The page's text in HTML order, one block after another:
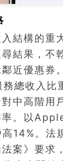
結構的重
結果，不
鄰近優惠
務總收入
中高階用
。以
14%。法
案》要求